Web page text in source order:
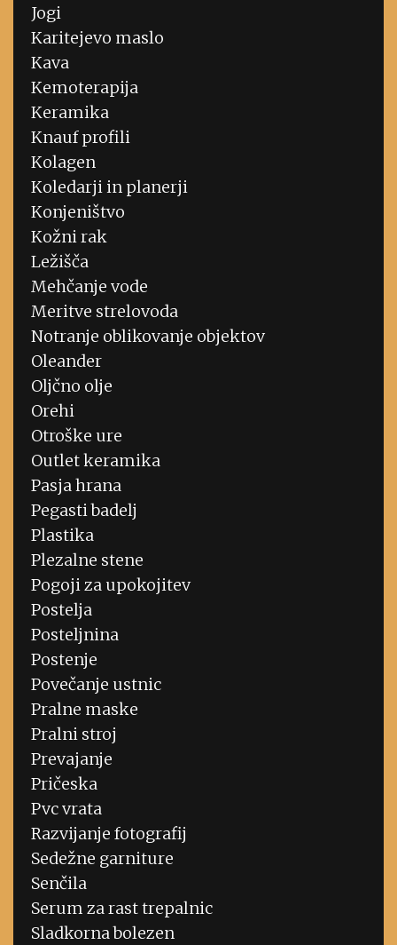
Jogi
Karitejevo maslo
Kava
Kemoterapija
Keramika
Knauf profili
Kolagen
Koledarji in planerji
Konjeništvo
Kožni rak
Ležišča
Mehčanje vode
Meritve strelovoda
Notranje oblikovanje objektov
Oleander
Oljčno olje
Orehi
Otroške ure
Outlet keramika
Pasja hrana
Pegasti badelj
Plastika
Plezalne stene
Pogoji za upokojitev
Postelja
Posteljnina
Postenje
Povečanje ustnic
Pralne maske
Pralni stroj
Prevajanje
Pričeska
Pvc vrata
Razvijanje fotografij
Sedežne garniture
Senčila
Serum za rast trepalnic
Sladkorna bolezen